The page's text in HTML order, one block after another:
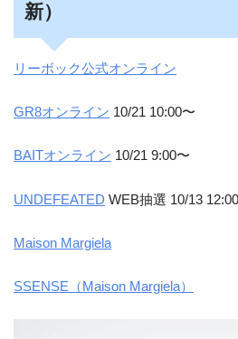
新）
リーボック公式オンライン
GR8オンライン 10/21 10:00〜
BAITオンライン 10/21 9:00〜
UNDEFEATED WEB抽選 10/13
Maison Margiela
SSENSE（Maison Margiela）